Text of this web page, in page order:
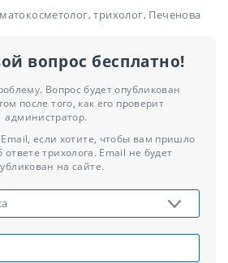
трихолог, Печенова
вопрос бесплатно!
Вопрос будет опубликован
после того, как его проверит
администратор.
если хотите, чтобы вам пришло
трихолога. Email не будет
на сайте.